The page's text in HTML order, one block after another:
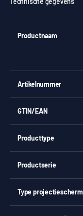
Productnaam
Artikelnummer
GTIN/EAN
Producttype
Productserie
Type projectiescherm